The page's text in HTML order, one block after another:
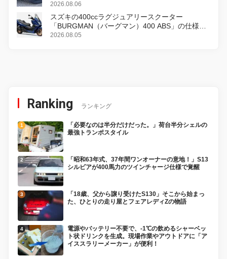
2026.08.06
スズキの400ccラグジュアリースクーター
「BURGMAN（バーグマン）400 ABS」の仕様を
変更し、8月18日に発売
2026.08.05
Ranking ランキング
「必要なのは半分だけだった。」荷台半分シェルの
最強トランポスタイル
「昭和63年式、37年間ワンオーナーの意地！」S13
シルビアが400馬力のツインチャージ仕様で覚醒
「18歳、父から譲り受けたS130」そこから始まっ
た、ひとりの走り屋とフェアレディZの物語
電源やバッテリー不要で、-1℃の飲めるシャーベッ
ト状ドリンクを生成。現場作業やアウトドアに「ア
イススラリーメーカー」が便利！